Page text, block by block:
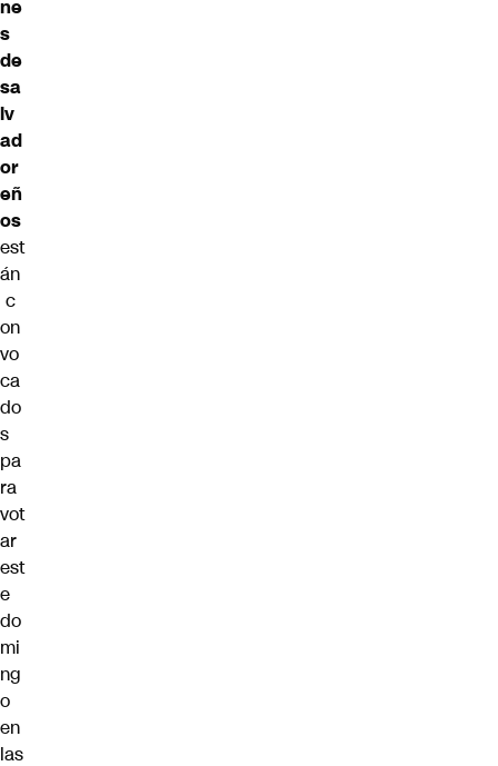
ne
s
de
sa
lv
ad
or
eñ
os
est
án
c
on
vo
ca
do
s
pa
ra
vot
ar
est
e
do
mi
ng
o
en
las